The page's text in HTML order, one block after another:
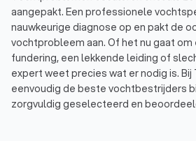
aangepakt. Een professionele
nauwkeurige diagnose op en pakt de
vochtprobleem aan. Of het nu gaat
fundering, een lekkende leiding of
expert weet precies wat er nodig is. Bij
eenvoudig de beste vochtbestrijders
zorgvuldig geselecteerd en